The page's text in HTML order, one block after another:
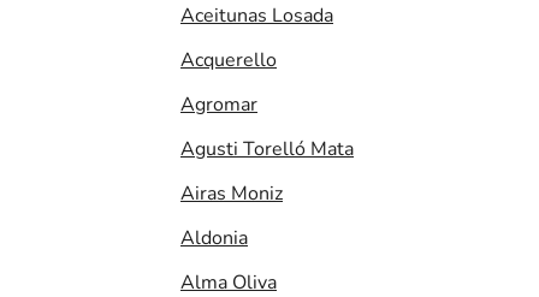
Aceitunas Losada
Acquerello
Agromar
Agusti Torelló Mata
Airas Moniz
Aldonia
Alma Oliva